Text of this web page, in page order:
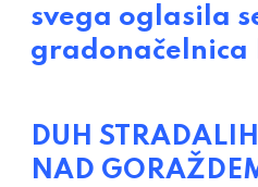
svega oglasila
gradonačelnica
DUH
NAD